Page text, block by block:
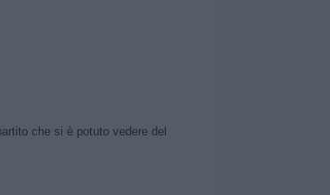
che si è potuto vedere del